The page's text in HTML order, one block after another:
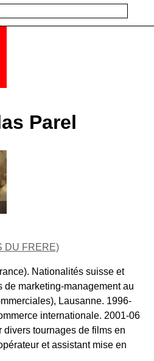
Parel
DU FRERE)
Nationalités suisse et
de marketing-management au
Lausanne. 1996-
internationale. 2001-06
tournages de films en
et assistant mise en